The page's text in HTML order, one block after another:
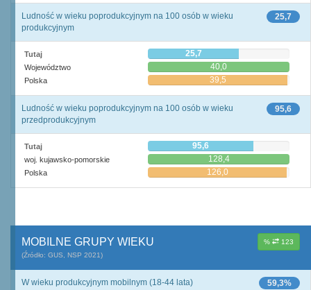
25,7
Ludność w wieku poprodukcyjnym na 100 osób w wieku
produkcyjnym
Tutaj 25,7
Województwo 40,0
Polska 39,5
95,6
Ludność w wieku poprodukcyjnym na 100 osób w wieku
przedprodukcyjnym
Tutaj 95,6
woj. kujawsko-pomorskie 128,4
Polska 126,0
% 123
MOBILNE GRUPY WIEKU
(Źródło: GUS, NSP 2021)
59,3%
W wieku produkcyjnym mobilnym (18-44 lata)